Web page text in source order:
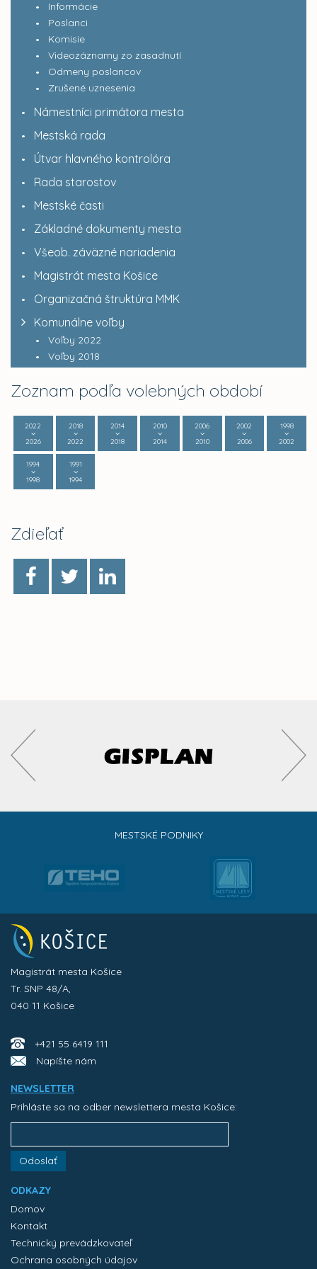
Informácie
Poslanci
Komisie
Videozáznamy zo zasadnutí
Odmeny poslancov
Zrušené uznesenia
Námestníci primátora mesta
Mestská rada
Útvar hlavného kontrolóra
Rada starostov
Mestské časti
Základné dokumenty mesta
Všeob. záväzné nariadenia
Magistrát mesta Košice
Organizačná štruktúra MMK
Komunálne voľby
Voľby 2022
Voľby 2018
Zoznam podľa volebných období
2022
2026
2018
2022
2014
2018
2010
2014
2006
2010
2002
2006
1998
2002
1994
1998
1991
1994
Zdieľať
MESTSKÉ PODNIKY
Magistrát mesta Košice
Tr. SNP 48/A,
040 11 Košice
+421 55 6419 111
Napíšte nám
NEWSLETTER
Prihláste sa na odber newslettera mesta Košice:
Odoslať
ODKAZY
Domov
Kontakt
Technický prevádzkovateľ
Ochrana osobných údajov